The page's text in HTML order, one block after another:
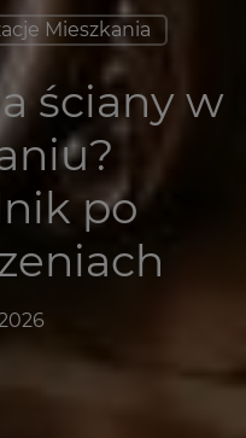
Mieszkania
ściany w
po